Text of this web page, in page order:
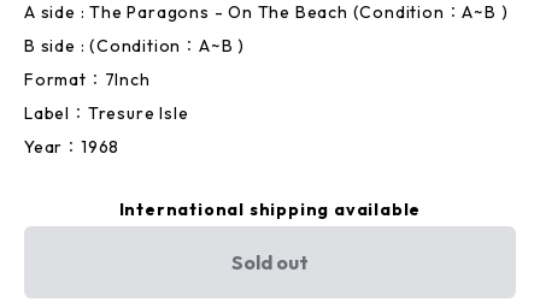
A side : The Paragons - On The Beach (Condition：A~B )
B side : (Condition：A~B )
Format：7Inch
Label：Tresure Isle
Year：1968
International shipping available
Sold out